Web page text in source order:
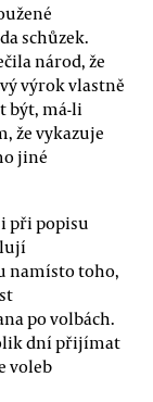
schůzek.
národ, že
výrok vlastně
být, má-li
že vykazuje
jiné
při popisu
namísto toho,
po volbách.
dní přijímat
voleb